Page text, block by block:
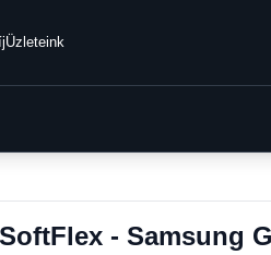
Üzleteink
- Samsung